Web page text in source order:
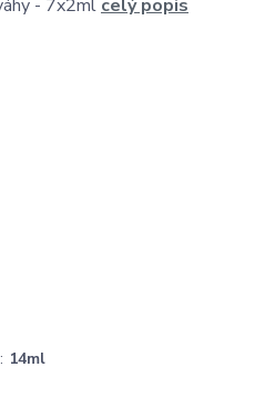
- 7x2ml celý popis
14ml